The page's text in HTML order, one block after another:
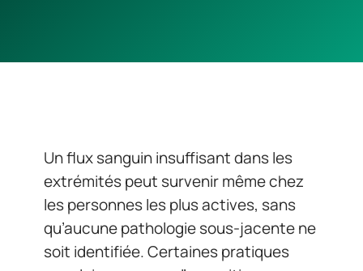
Un flux sanguin insuffisant dans les
extrémités peut survenir même chez
les personnes les plus actives, sans
qu’aucune pathologie sous-jacente ne
soit identifiée. Certaines pratiques